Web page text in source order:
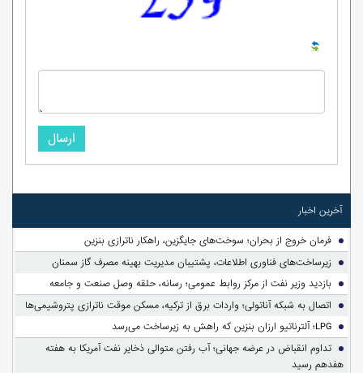
ارسال
آخرین اخبار
فرمان خروج از بحران؛ سوخت‌های جایگزین، راهکار ناترازی بنزین
زیرساخت‌های فناوری اطلاعات، پشتیبان مدیریت بهینه مصرف گاز سمنان
بازدید وزیر نفت از مرکز روابط عمومی؛ رسانه، حلقه وصل صنعت و جامعه
اتصال به شبکه آناتولی؛ واردات برق از ترکیه، مسکن موقت ناترازی پتروشیمی‌ها
LPG؛ آلترناتیو ارزان بنزین که راهش به زیرساخت می‌رسد
تداوم انقباض در عرضه جهانی؛ آب رفتن متوالی ذخایر نفت آمریکا به هفته
هفدهم رسید